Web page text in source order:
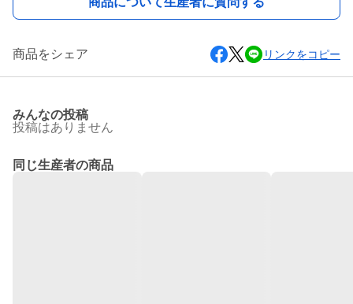
商品をシェア リンクをコピー
みんなの投稿
投稿はありません
同じ生産者の商品